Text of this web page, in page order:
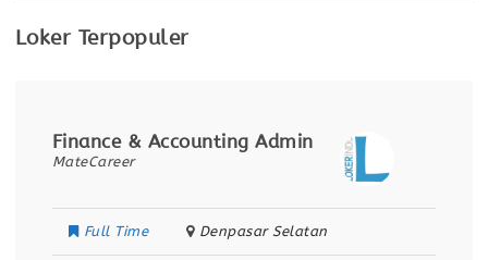
Loker Terpopuler
Finance & Accounting Admin
MateCareer
Full Time Denpasar Selatan